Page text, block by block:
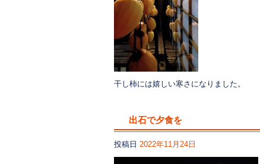
干し柿には嬉しい寒さになりました。
出石で夕食を
投稿日 2022年11月24日